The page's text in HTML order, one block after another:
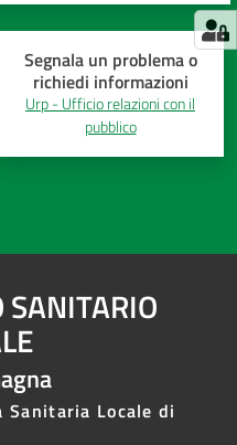
Segnala un problema o
richiedi informazioni
Urp - Ufficio relazioni con il
pubblico
SANITARIO
Sanitaria Locale di